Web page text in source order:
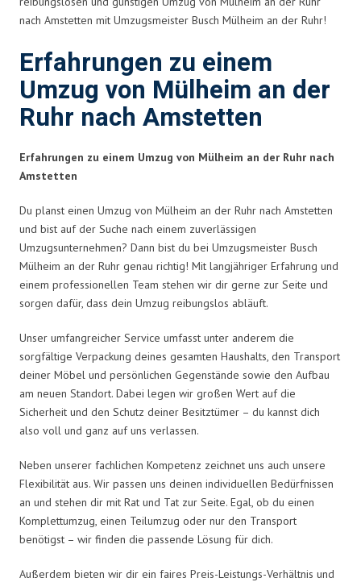
nach Amstetten mit Umzugsmeister Busch Mülheim an der Ruhr!
Erfahrungen zu einem
Umzug von Mülheim an der
Ruhr nach Amstetten
Erfahrungen zu einem Umzug von Mülheim an der Ruhr nach
Amstetten
Du planst einen Umzug von Mülheim an der Ruhr nach Amstetten
und bist auf der Suche nach einem zuverlässigen
Umzugsunternehmen? Dann bist du bei Umzugsmeister Busch
Mülheim an der Ruhr genau richtig! Mit langjähriger Erfahrung und
einem professionellen Team stehen wir dir gerne zur Seite und
sorgen dafür, dass dein Umzug reibungslos abläuft.
Unser umfangreicher Service umfasst unter anderem die
sorgfältige Verpackung deines gesamten Haushalts, den Transport
deiner Möbel und persönlichen Gegenstände sowie den Aufbau
am neuen Standort. Dabei legen wir großen Wert auf die
Sicherheit und den Schutz deiner Besitztümer – du kannst dich
also voll und ganz auf uns verlassen.
Neben unserer fachlichen Kompetenz zeichnet uns auch unsere
Flexibilität aus. Wir passen uns deinen individuellen Bedürfnissen
an und stehen dir mit Rat und Tat zur Seite. Egal, ob du einen
Komplettumzug, einen Teilumzug oder nur den Transport
benötigst – wir finden die passende Lösung für dich.
Außerdem bieten wir dir ein faires Preis-Leistungs-Verhältnis und